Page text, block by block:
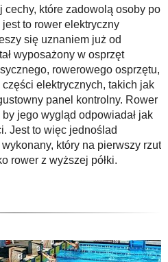
które zadowolą osoby po
to rower elektryczny
się uznaniem już od
wyposażony w osprzęt
rowerowego osprzętu,
elektrycznych, takich jak
panel kontrolny. Rower
jego wygląd odpowiadał jak
Jest to więc jednoślad
który na pierwszy rzut
rower z wyższej półki.